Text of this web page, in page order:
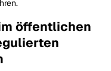
öffentlichen